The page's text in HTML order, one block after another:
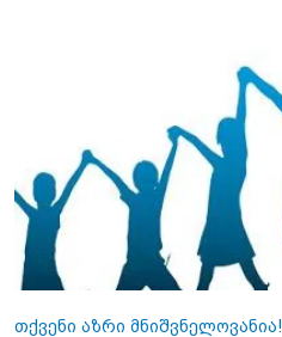
თქვენი აზრი მნიშვნელოვანია!